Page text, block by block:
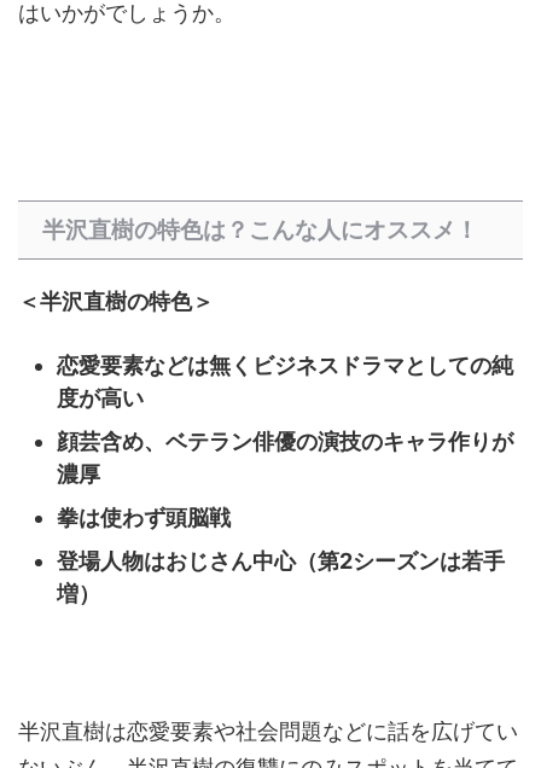
はいかがでしょうか。
半沢直樹の特色は？こんな人にオススメ！
＜半沢直樹の特色＞
恋愛要素などは無くビジネスドラマとしての純
度が高い
顔芸含め、ベテラン俳優の演技のキャラ作りが
濃厚
拳は使わず頭脳戦
登場人物はおじさん中心（第2シーズンは若手
増）
半沢直樹は恋愛要素や社会問題などに話を広げてい